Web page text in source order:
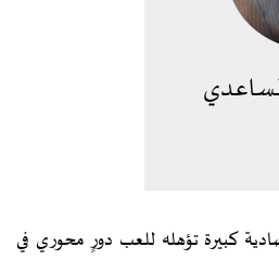
كبيرة تؤهله للعب دورٍ محوري في